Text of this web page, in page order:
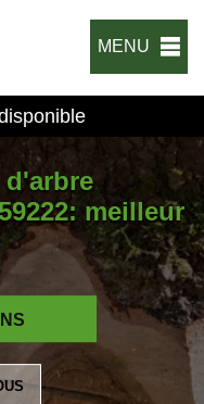
MENU
d'arbre
meilleur